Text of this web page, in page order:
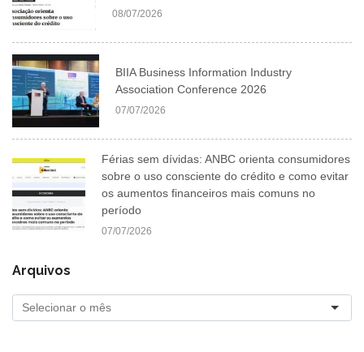
08/07/2026
BIIA Business Information Industry
Association Conference 2026
07/07/2026
Férias sem dívidas: ANBC orienta consumidores
sobre o uso consciente do crédito e como evitar
os aumentos financeiros mais comuns no
período
07/07/2026
Arquivos